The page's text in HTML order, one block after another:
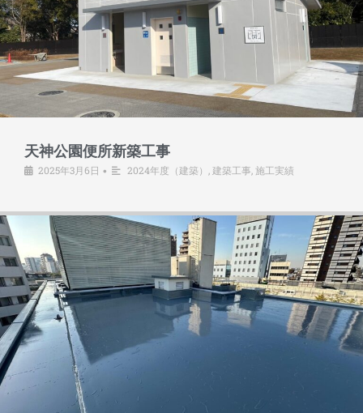
天神公園便所新築工事
2025年3月6日 • 2024年度（建築） ,建築工事,施工実績